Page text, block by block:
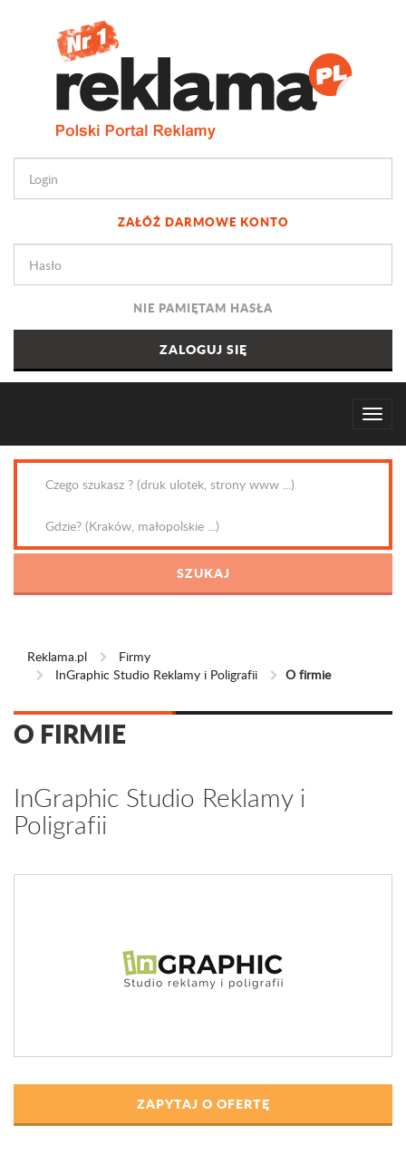
ZAŁÓŻ DARMOWE KONTO
NIE PAMIĘTAM HASŁA
Reklama.pl
Firmy
InGraphic Studio Reklamy i Poligrafii
O firmie
O FIRMIE
InGraphic Studio Reklamy i
Poligrafii
ZAPYTAJ O OFERTĘ